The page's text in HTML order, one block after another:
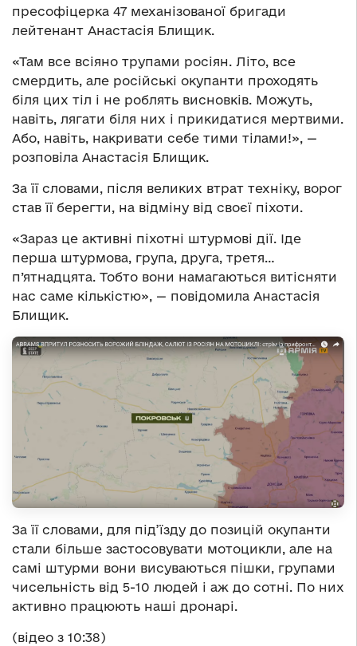
пресофіцерка 47 механізованої бригади
лейтенант Анастасія Блищик.
«Там все всіяно трупами росіян. Літо, все
смердить, але російські окупанти проходять
біля цих тіл і не роблять висновків. Можуть,
навіть, лягати біля них і прикидатися мертвими.
Або, навіть, накривати себе тими тілами!», —
розповіла Анастасія Блищик.
За її словами, після великих втрат техніку, ворог
став її берегти, на відміну від своєї піхоти.
«Зараз це активні піхотні штурмові дії. Іде
перша штурмова, група, друга, третя…
п’ятнадцята. Тобто вони намагаються витісняти
нас саме кількістю», — повідомила Анастасія
Блищик.
За її словами, для під’їзду до позицій окупанти
стали більше застосовувати мотоцикли, але на
самі штурми вони висуваються пішки, групами
чисельність від 5-10 людей і аж до сотні. По них
активно працюють наші дронарі.
(відео з 10:38)